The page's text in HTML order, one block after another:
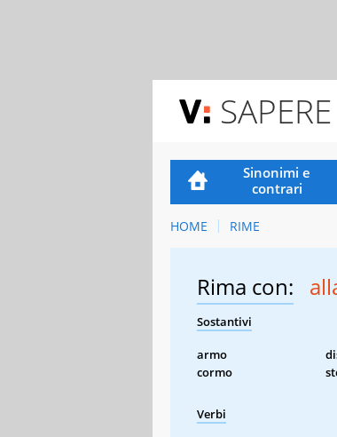
SAPERE
Sinonimi e
contrari
HOME RIME
Rima con:
Sostantivi
armo
cormo
Verbi